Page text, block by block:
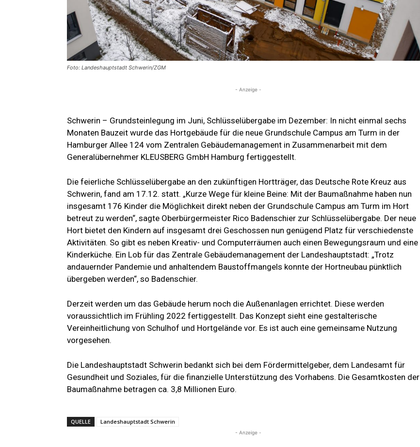
Foto: Landeshauptstadt Schwerin/ZGM
- Anzeige -
Schwerin – Grundsteinlegung im Juni, Schlüsselübergabe im Dezember: In nicht einmal sechs
Monaten Bauzeit wurde das Hortgebäude für die neue Grundschule Campus am Turm in der
Hamburger Allee 124 vom Zentralen Gebäudemanagement in Zusammenarbeit mit dem
Generalübernehmer KLEUSBERG GmbH Hamburg fertiggestellt.
Die feierliche Schlüsselübergabe an den zukünftigen Hortträger, das Deutsche Rote Kreuz aus
Schwerin, fand am 17.12. statt. „Kurze Wege für kleine Beine: Mit der Baumaßnahme haben nun
insgesamt 176 Kinder die Möglichkeit direkt neben der Grundschule Campus am Turm im Hort
betreut zu werden“, sagte Oberbürgermeister Rico Badenschier zur Schlüsselübergabe. Der neue
Hort bietet den Kindern auf insgesamt drei Geschossen nun genügend Platz für verschiedenste
Aktivitäten. So gibt es neben Kreativ- und Computerräumen auch einen Bewegungsraum und eine
Kinderküche. Ein Lob für das Zentrale Gebäudemanagement der Landeshauptstadt: „Trotz
andauernder Pandemie und anhaltendem Baustoffmangels konnte der Hortneubau pünktlich
übergeben werden“, so Badenschier.
Derzeit werden um das Gebäude herum noch die Außenanlagen errichtet. Diese werden
voraussichtlich im Frühling 2022 fertiggestellt. Das Konzept sieht eine gestalterische
Vereinheitlichung von Schulhof und Hortgelände vor. Es ist auch eine gemeinsame Nutzung
vorgesehen.
Die Landeshauptstadt Schwerin bedankt sich bei dem Fördermittelgeber, dem Landesamt für
Gesundheit und Soziales, für die finanzielle Unterstützung des Vorhabens. Die Gesamtkosten der
Baumaßnahme betragen ca. 3,8 Millionen Euro.
QUELLE Landeshauptstadt Schwerin
- Anzeige -